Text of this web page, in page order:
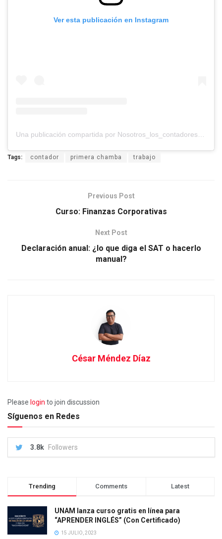
Ver esta publicación en Instagram
Tags: contador primera chamba trabajo
Previous Post
Curso: Finanzas Corporativas
Next Post
Declaración anual: ¿lo que diga el SAT o hacerlo
manual?
César Méndez Díaz
Please login to join discussion
Síguenos en Redes
3.8k Followers
Trending Comments Latest
UNAM lanza curso gratis en línea para
“APRENDER INGLÉS” (Con Certificado)
15 JULIO, 2023